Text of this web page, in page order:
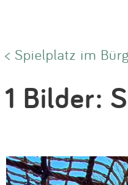
< Spielplatz im
1 Bilder: